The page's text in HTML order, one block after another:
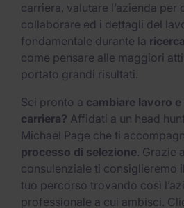
carriera, valutare l’azienda per
collaborare ed i dettagli del
fondamentale durante la
come pensare alle maggiori
portato grandi risultati.
Sei pronto a cambiare lavoro
carriera? Affidati a un head
Michael Page che ti
processo di selezione. Grazie
consulenziale ti consiglieremo
tuo percorso trovando così
professionale a cui ambisci.